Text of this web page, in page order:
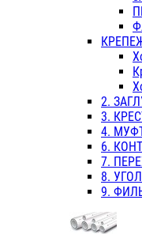
2.
3.
4.
6.
7.
8.
9.